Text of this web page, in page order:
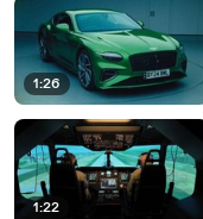
1:26
1:22